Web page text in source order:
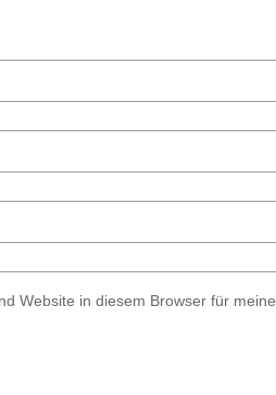
Website in diesem Browser für